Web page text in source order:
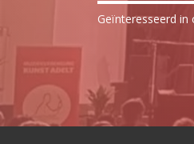
Geïnteresseerd in